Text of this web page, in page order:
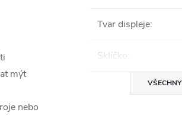
mýt
nebo
Tvar displeje:
Sklíčko: